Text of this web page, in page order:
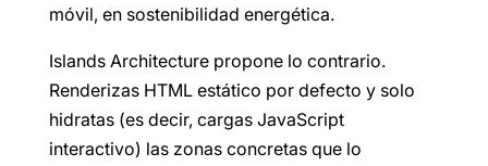
móvil, en sostenibilidad energética.
Islands Architecture propone lo contrario.
Renderizas HTML estático por defecto y solo
hidratas (es decir, cargas JavaScript
interactivo) las zonas concretas que lo